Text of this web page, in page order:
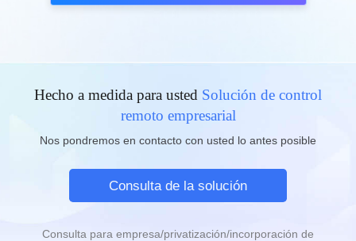
Hecho a medida para usted Solución de control
remoto empresarial
Nos pondremos en contacto con usted lo antes posible
Consulta de la solución
Consulta para empresa/privatización/incorporación de